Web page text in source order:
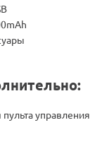
управления